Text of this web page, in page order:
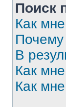
Поиск
Как
Почему
В
Как
Как